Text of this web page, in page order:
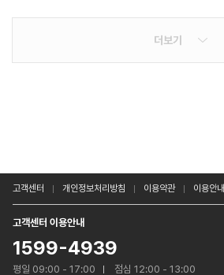
더보기
고객센터 개인정보처리방침 이용약관 이용안내
고객센터 이용안내
1599-4939
평일 09:00 - 17:00 점심 12:00 - 13:00